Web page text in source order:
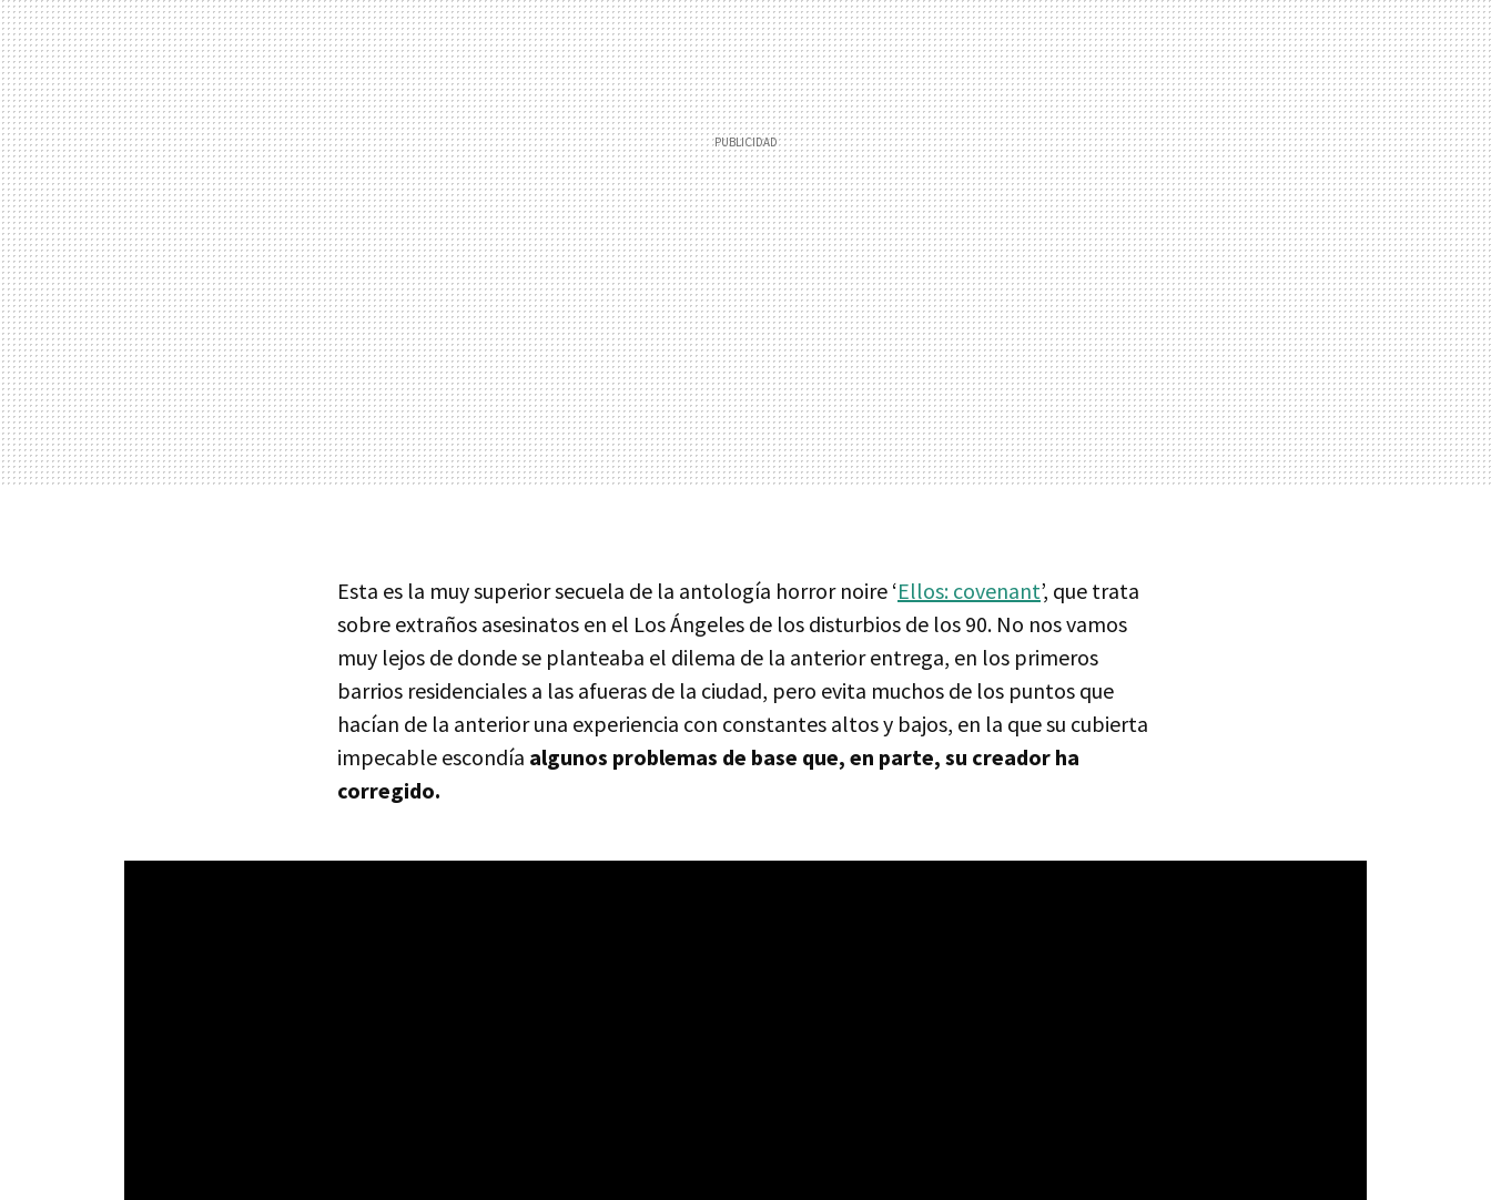
Esta es la muy superior secuela de la antología horror noire ‘Ellos: covenant’, que trata
sobre extraños asesinatos en el Los Ángeles de los disturbios de los 90. No nos vamos
muy lejos de donde se planteaba el dilema de la anterior entrega, en los primeros
barrios residenciales a las afueras de la ciudad, pero evita muchos de los puntos que
hacían de la anterior una experiencia con constantes altos y bajos, en la que su cubierta
impecable escondía algunos problemas de base que, en parte, su creador ha
corregido.